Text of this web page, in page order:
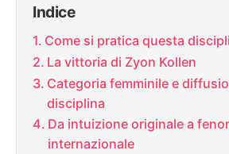
Indice
Come si pratica questa
La vittoria di Zyon Kollen
Categoria femminile e
disciplina
Da intuizione originale a
internazionale